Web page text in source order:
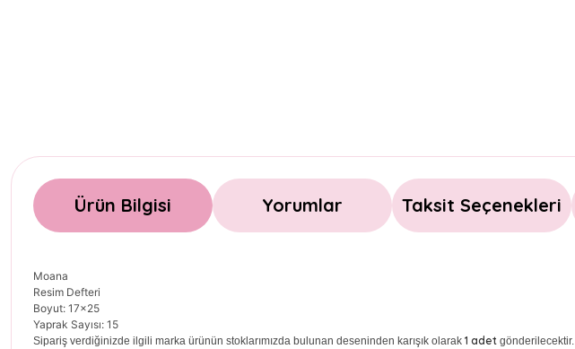
Ürün Bilgisi Yorumlar Taksit Seçenekleri
Moana
Resim Defteri
Boyut: 17x25
Yaprak Sayısı: 15
Sipariş verdiğinizde ilgili marka ürünün stoklarımızda bulunan deseninden karışık olarak 1 adet gönderilecektir.